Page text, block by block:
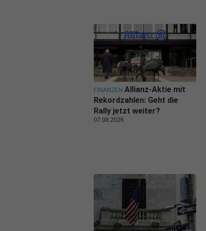
FINANZEN Allianz-Aktie mit
Rekordzahlen: Geht die
Rally jetzt weiter?
07.08.2026